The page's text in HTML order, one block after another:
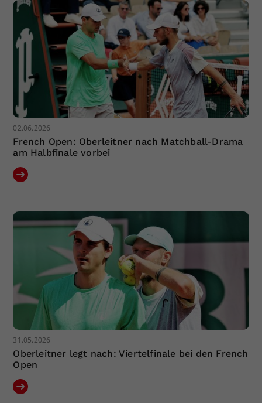
02.06.2026
French Open: Oberleitner nach Matchball-Drama
am Halbfinale vorbei
31.05.2026
Oberleitner legt nach: Viertelfinale bei den French
Open